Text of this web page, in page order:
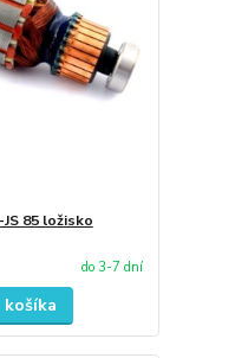
85 ložisko
do 3-7 dní